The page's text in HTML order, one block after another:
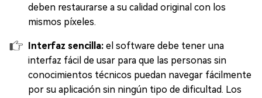
deben restaurarse a su calidad original con los
mismos píxeles.
Interfaz sencilla: el software debe tener una
interfaz fácil de usar para que las personas sin
conocimientos técnicos puedan navegar fácilmente
por su aplicación sin ningún tipo de dificultad. Los